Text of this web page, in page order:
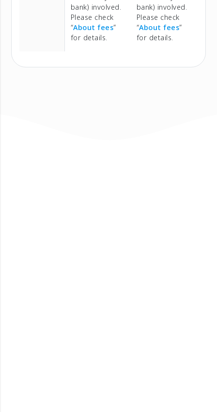
bank) involved.
Please check
“About fees”
for details.
bank) involved.
Please check
“About fees”
for details.